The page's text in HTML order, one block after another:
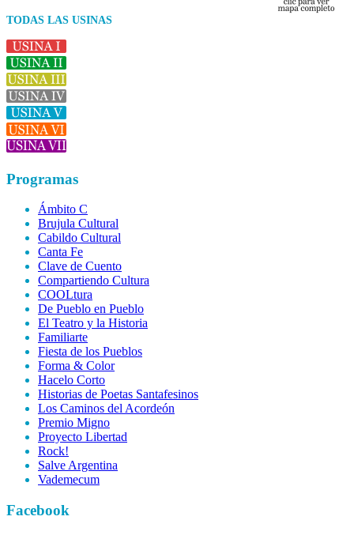
TODAS LAS USINAS
Programas
Ámbito C
Brujula Cultural
Cabildo Cultural
Canta Fe
Clave de Cuento
Compartiendo Cultura
COOLtura
De Pueblo en Pueblo
El Teatro y la Historia
Familiarte
Fiesta de los Pueblos
Forma & Color
Hacelo Corto
Historias de Poetas Santafesinos
Los Caminos del Acordeón
Premio Migno
Proyecto Libertad
Rock!
Salve Argentina
Vademecum
Facebook